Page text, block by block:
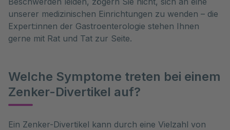
unserer medizinischen Einrichtungen zu wenden – die
Expert:innen der Gastroenterologie stehen Ihnen
gerne mit Rat und Tat zur Seite.
Welche Symptome treten bei einem
Zenker-Divertikel auf?
Ein Zenker-Divertikel kann durch eine Vielzahl von